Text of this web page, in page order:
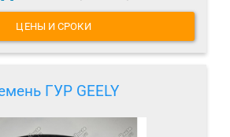
ЦЕНЫ И СРОКИ
ГУР GEELY